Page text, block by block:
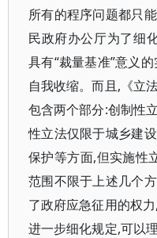
所有的程序问题都只
民政府办公厅为了细
具有“裁量基准”意义
自我收缩。而且,《立
包含两个部分:创制性
性立法仅限于城乡建
保护等方面,但实施性
范围不限于上述几个
了政府应急征用的权
进一步细化规定,可以